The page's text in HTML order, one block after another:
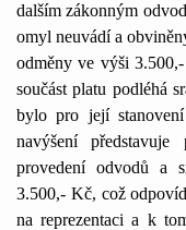
dalším zákonným
omyl neuvádí a
odměny ve výši
součást platu podléhá
bylo pro její
navýšení
provedení odvodů a
3.500,- Kč, což
na reprezentaci a k